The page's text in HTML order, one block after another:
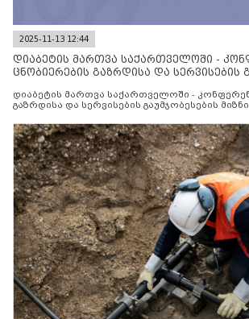
2025-11-13 12:44
დიაბეტის მართვა საქართველოში -
ცნობიერების გაზრდისა და სერვისების
დიაბეტის მართვა საქართველოში -
გაზრდისა და სერვისების გაუმჯობესების